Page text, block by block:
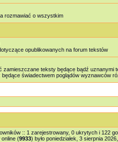
rozmawiać o wszystkim
opublikowanych na forum tekstów
zamieszczane teksty będące bądź uznanymi
świadectwem poglądów wyznawców
:: 1 zarejestrowany, 0 ukrytych i 122
online (9933) było poniedziałek, 3 sierpnia